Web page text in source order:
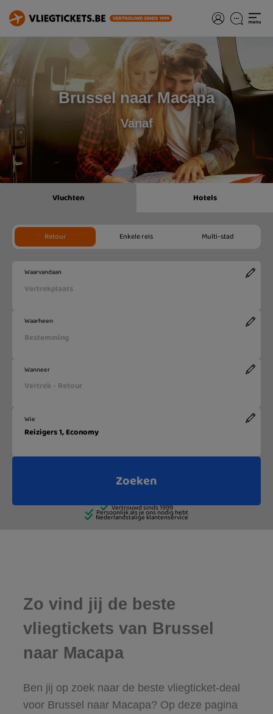
Brussel naar Macapa
Vanaf
Zo vind jij de beste
vliegtickets van Brussel
naar Macapa
Ben jij op zoek naar de beste vliegticket-deal
voor Brussel naar Macapa? Op deze pagina